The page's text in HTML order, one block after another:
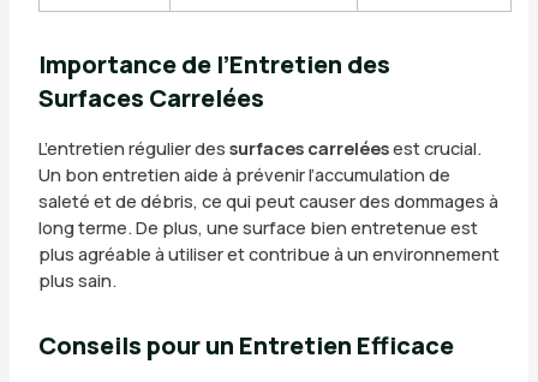
Importance de l’Entretien des
Surfaces Carrelées
L’entretien régulier des surfaces carreléesest crucial.
Un bon entretien aide à prévenir l’accumulation de
saleté et de débris, ce qui peut causer des dommages à
long terme. De plus, une surface bien entretenue est
plus agréable à utiliser et contribue à un environnement
plus sain.
Conseils pour un Entretien Efficace